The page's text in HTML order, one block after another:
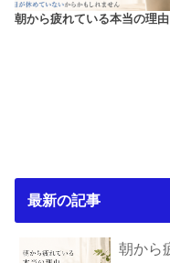
朝から疲れている本当の理由
最新の記事
朝から